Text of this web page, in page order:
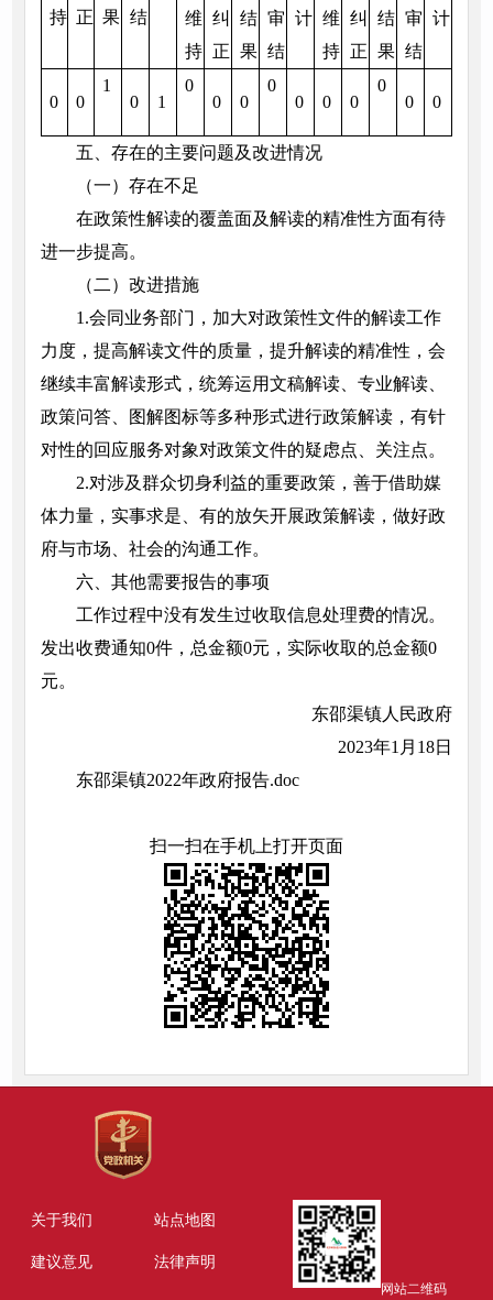
持 正 果 结
维
持
纠
正
结
果
审
结
计 维
持
纠
正
结
果
审
结
计
0 0
1
0
1
0
0
0
0
0
0 0
0
0
0
五、存在的主要问题及改进情况
（一）存在不足
在政策性解读的覆盖面及解读的精准性方面有待
进一步提高。
（二）改进措施
1.会同业务部门，加大对政策性文件的解读工作
力度，提高解读文件的质量，提升解读的精准性，会
继续丰富解读形式，统筹运用文稿解读、专业解读、
政策问答、图解图标等多种形式进行政策解读，有针
对性的回应服务对象对政策文件的疑虑点、关注点。
2.对涉及群众切身利益的重要政策，善于借助媒
体力量，实事求是、有的放矢开展政策解读，做好政
府与市场、社会的沟通工作。
六、其他需要报告的事项
工作过程中没有发生过收取信息处理费的情况。
发出收费通知0件，总金额0元，实际收取的总金额0
元。
东邵渠镇人民政府
2023年1月18日
东邵渠镇2022年政府报告.doc
扫一扫在手机上打开页面
关于我们 站点地图
建议意见 法律声明
网站二维码